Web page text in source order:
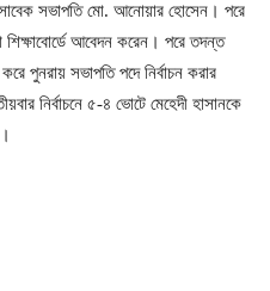
সভাপতি মো. আনোয়ার হোসেন। পরে
শিক্ষাবোর্ডে আবেদন করেন। পরে তদন্ত
পুনরায় সভাপতি পদে নির্বাচন করার
নির্বাচনে ৫-৪ ভোটে মেহেদী হাসানকে